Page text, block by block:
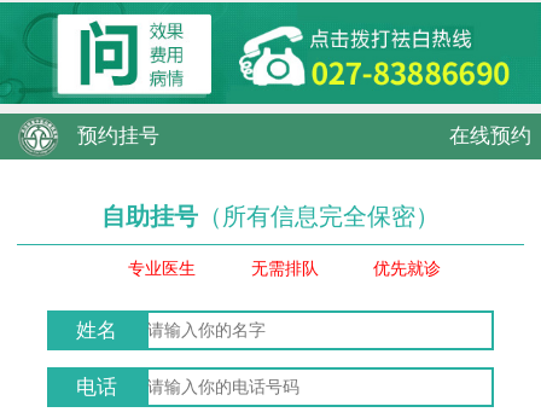
预约挂号 在线预约
自助挂号 （所有信息完全保密）
专业医生 无需排队 优先就诊
姓名
电话